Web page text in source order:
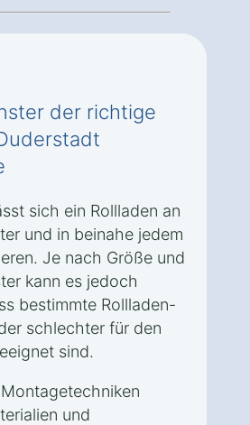
der richtige
sich ein Rollladen an
und in beinahe jedem
Je nach Größe und
kann es jedoch
bestimmte Rollladen-
schlechter für den
sind.
und